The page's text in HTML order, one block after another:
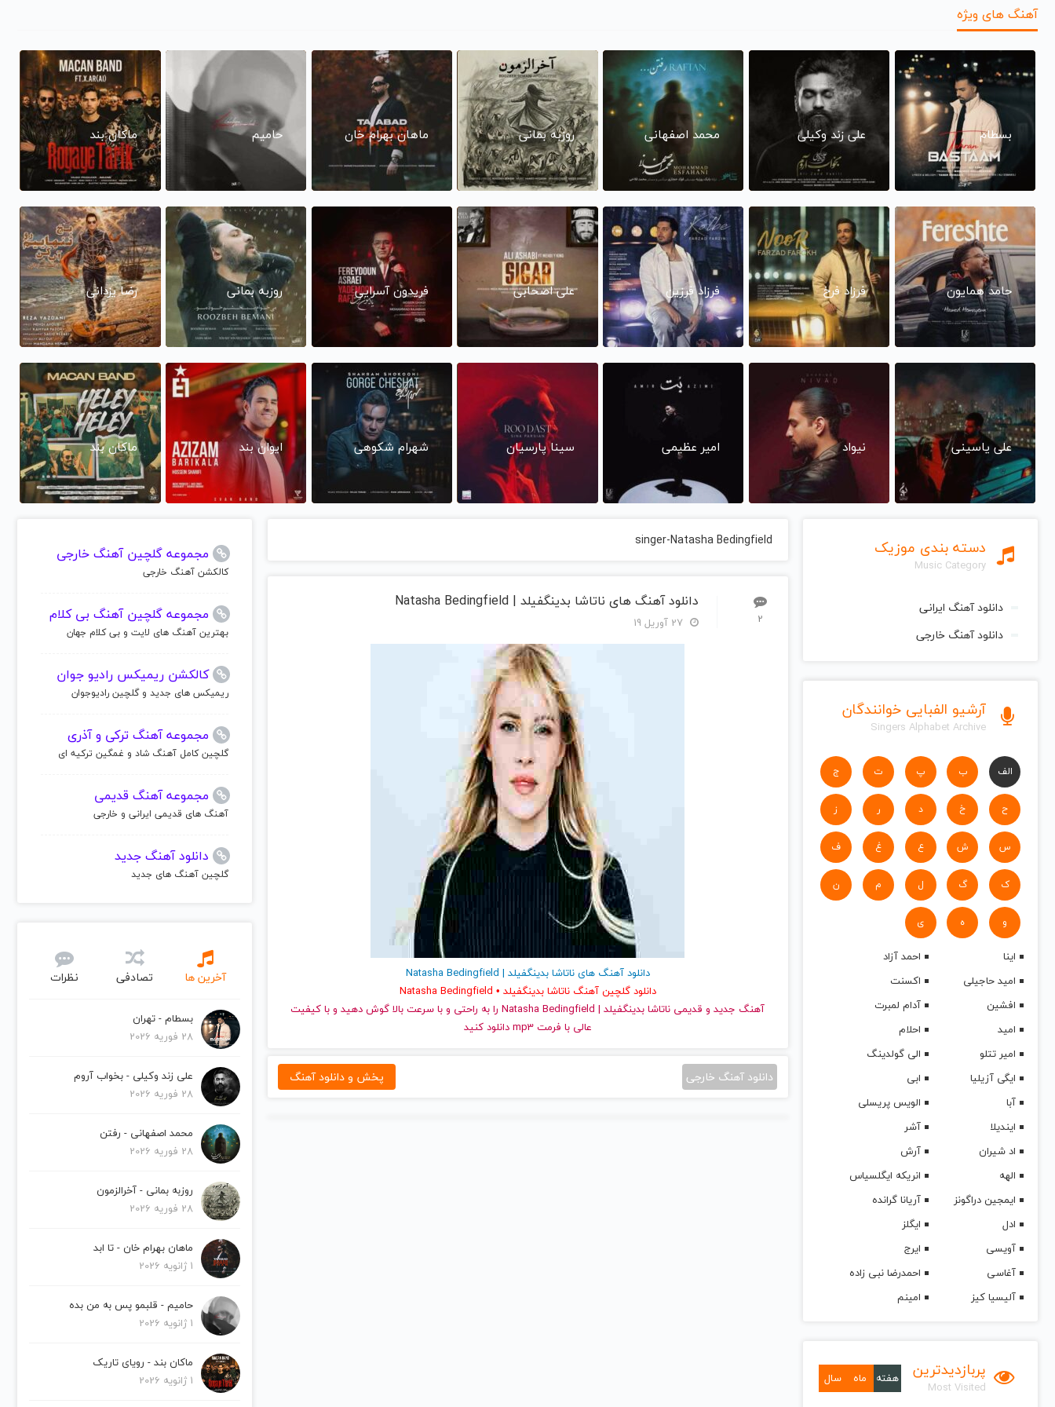
آهنگ های ویژه
بسطام علی زند وکیلی محمد اصفهانی روزبه بمانی ماهان بهرام خان حامیم ماکان بند
حامد همایون فرزاد فرخ فرزاد فرزین علی اصحابی فریدون آسرایی روزبه بمانی رضا یزدانی
علی یاسینی نیواد امیر عظیمی سینا پارسیان شهرام شکوهی ایوان بند ماکان بند
دسته بندی موزیک
Music Category
دانلود آهنگ ایرانی
دانلود آهنگ خارجی
آرشیو الفبایی خوانندگان
Singers Alphabet Archive
الف ب پ ت ج
ح خ د ر ز
س ش ع غ ف
ک گ ل م ن
و ه ی
اینا
احمد آزاد
امید حاجیلی
اکسنت
افشین
آدام لمبرت
امید
احلام
امیر تتلو
الی گولدینگ
ایگی آزیلیا
ابی
آبا
الویس پریسلی
ایندیلا
آشر
اد شیران
آرش
الهه
انریکه ایگلسیاس
ایمجین دراگونز
آریانا گرانده
ادل
ایگلز
آویسی
ایرج
آغاسی
احمدرضا نبی زاده
آلیسیا کیز
امینم
پربازدیدترین
Most Visited
هفته ماه سال
singer-Natasha Bedingfield
2
دانلود آهنگ های ناتاشا بدینگفیلد | Natasha Bedingfield
دانلود آهنگ های ناتاشا بدینگفیلد | Natasha Bedingfield
دانلود گلچین آهنگ ناتاشا بدینگفیلد • Natasha Bedingfield
آهنگ جدید
و قدیمی ناتاشا بدینگفیلد | Natasha Bedingfield را به راحتی و با سرعت بالا گوش دهید و با کیفیت
عالی با فرمت mp3 دانلود کنید
دانلود آهنگ خارجی پخش و دانلود آهنگ
مجموعه گلچین آهنگ خارجی
کالکشن آهنگ خارجی
مجموعه گلچین آهنگ بی کلام
بهترین آهنگ های لایت و بی کلام جهان
کالکشن ریمیکس رادیو جوان
ریمیکس های جدید و گلچین رادیوجوان
مجموعه آهنگ ترکی و آذری
گلچین کامل آهنگ شاد و غمگین ترکیه ای
مجموعه آهنگ قدیمی
آهنگ های قدیمی ایرانی و خارجی
دانلود آهنگ جدید
گلچین آهنگ های جدید
آخرین ها تصادفی نظرات
بسطام - تهران
28 فوریه 2026
علی زند وکیلی - بخواب آروم
28 فوریه 2026
محمد اصفهانی - رفتن
28 فوریه 2026
روزبه بمانی - آخرالزمون
28 فوریه 2026
ماهان بهرام خان - تا ابد
1 ژانویه 2026
حامیم - قلبمو پس به من بده
1 ژانویه 2026
ماکان بند - رویای تاریک
1 ژانویه 2026